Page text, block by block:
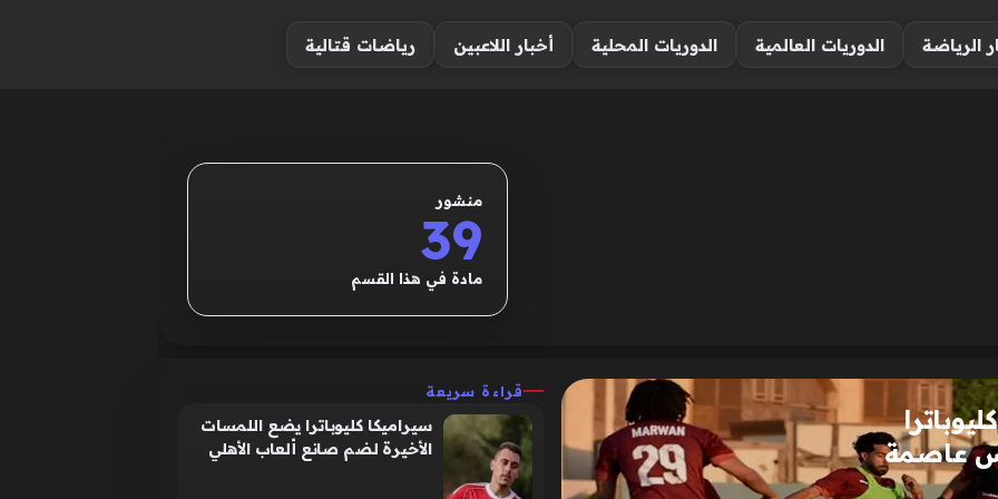
الرياضة الدوريات العالمية الدوريات المحلية أخبار اللاعبين رياضات قتالية
منشور
39
مادة في هذا القسم
عاصمة
قراءة سريعة
سيراميكا كليوباترا يضع اللمسات
الأخيرة لضم صانع ألعاب الأهلي